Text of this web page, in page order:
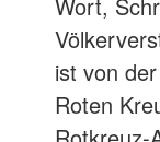
ist von
Roten